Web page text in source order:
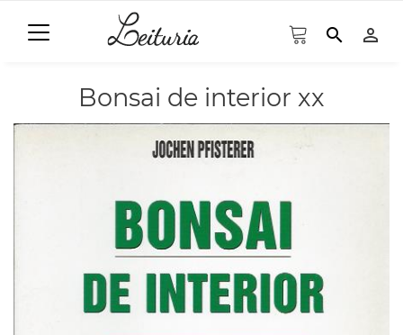
search person_outline
Bonsai de interior xx